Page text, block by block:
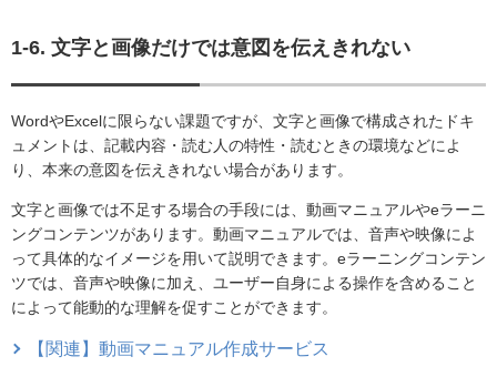
1-6. 文字と画像だけでは意図を伝えきれない
WordやExcelに限らない課題ですが、文字と画像で構成されたドキ
ュメントは、記載内容・読む人の特性・読むときの環境などによ
り、本来の意図を伝えきれない場合があります。
文字と画像では不足する場合の手段には、動画マニュアルやeラーニ
ングコンテンツがあります。動画マニュアルでは、音声や映像によ
って具体的なイメージを用いて説明できます。eラーニングコンテン
ツでは、音声や映像に加え、ユーザー自身による操作を含めること
によって能動的な理解を促すことができます。
【関連】動画マニュアル作成サービス